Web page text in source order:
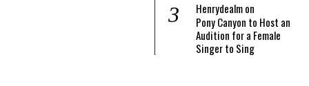
Henrydealmon
Pony Canyon to Host an
Audition for a Female
Singer to Sing